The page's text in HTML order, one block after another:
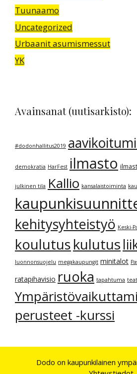
Tuunaamo
Uncategorized
Urbaanit asumismessut
YK
Avainsanat (uutisarkisto):
#dodonhallitus2019
demokratia HarFest ilmasto
julkinen tila Kallio kansalaistoiminta
kehitysyhteistyö Keski-
koulutuskulutus
luonnonsuojelu megakaupungit minitalot
ratapihavisio ruoka tapahtuma
perusteet -kurssi
Dodo on kaupunkilainen